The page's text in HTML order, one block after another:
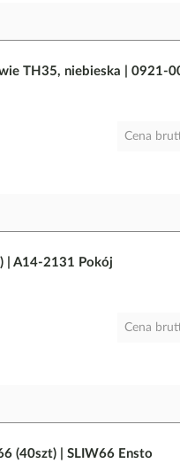
TH35, niebieska | 0921-
Cena
| A14-2131 Pokój
Cena
(40szt) | SLIW66 Ensto